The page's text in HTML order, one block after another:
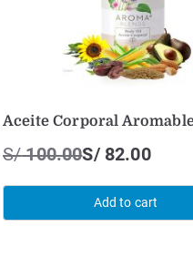
Aceite Corporal
S/100.00S/82.00
Add to cart